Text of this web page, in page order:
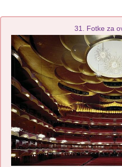
31. Fotke za